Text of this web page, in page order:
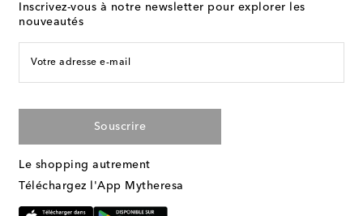
Inscrivez-vous à notre newsletter pour explorer les
nouveautés
Votre adresse e-mail
Souscrire
Le shopping autrement
Téléchargez l'App Mytheresa